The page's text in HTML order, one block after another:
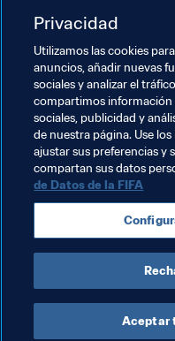
puede que Babot
selección sub-17 a
entonces cuando el
enfrente a República de
el marco del
de la categoría.
Temas
Andorra
Privacidad
Utilizamos las cookies
anuncios, añadir nuevas
sociales y analizar el
compartimos información
sociales, publicidad y
de nuestra página. Use
ajustar sus preferencias y
compartan sus datos
de Datos de la FIFA
Aceptar